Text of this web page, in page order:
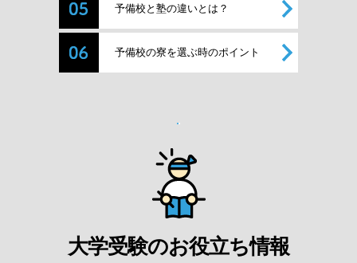
予備校と塾の違いとは？
予備校の寮を選ぶ時のポイント
大学受験のお役立ち情報